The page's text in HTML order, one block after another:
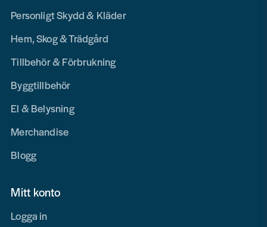
Personligt Skydd & Kläder
Hem, Skog & Trädgård
Tillbehör & Förbrukning
Byggtillbehör
El & Belysning
Merchandise
Blogg
Mitt konto
Logga in